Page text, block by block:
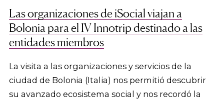
Las organizaciones de iSocial viajan a
Bolonia para el IV Innotrip destinado a las
entidades miembros
La visita a las organizaciones y servicios de la
ciudad de Bolonia (Italia) nos permitió descubrir
su avanzado ecosistema social y nos recordó la